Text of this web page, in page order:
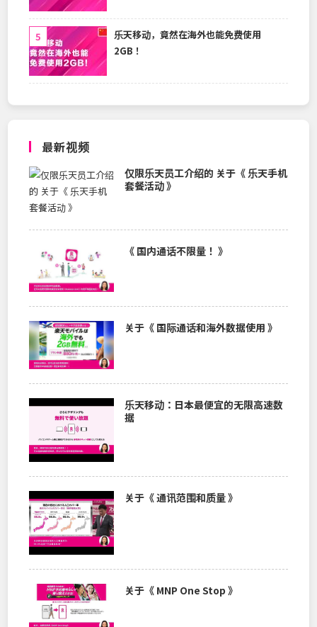
乐天移动，竟然在海外也能免费使用
2GB！
最新视频
仅限乐天员工介绍的 关于《 乐天手机
套餐活动 》
《 国内通话不限量！ 》
关于《 国际通话和海外数据使用 》
乐天移动：日本最便宜的无限高速数
据
关于《 通讯范围和质量 》
关于《 MNP One Stop 》